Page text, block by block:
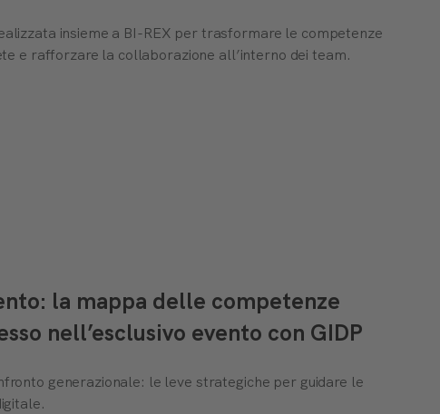
insieme a BI-REX per trasformare le competenze
e rafforzare la collaborazione all’interno dei team.
la mappa delle competenze
nell’esclusivo evento con GIDP
generazionale: le leve strategiche per guidare le